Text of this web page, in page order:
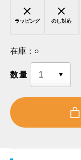
ラッピング のし対応
在庫： ○
数量